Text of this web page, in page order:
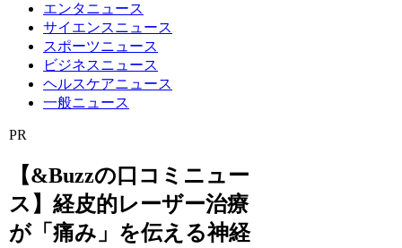
エンタニュース
サイエンスニュース
スポーツニュース
ビジネスニュース
ヘルスケアニュース
一般ニュース
PR
【&Buzzの口コミニュー
ス】経皮的レーザー治療
が「痛み」を伝える神経